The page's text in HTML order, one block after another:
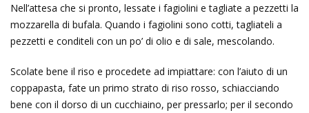
Nell’attesa che si pronto, lessate i fagiolini e tagliate a pezzetti la
mozzarella di bufala. Quando i fagiolini sono cotti, tagliateli a
pezzetti e conditeli con un po’ di olio e di sale, mescolando.
Scolate bene il riso e procedete ad impiattare: con l’aiuto di un
coppapasta, fate un primo strato di riso rosso, schiacciando
bene con il dorso di un cucchiaino, per pressarlo; per il secondo